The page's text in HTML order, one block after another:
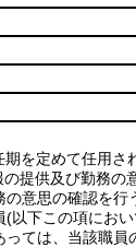
を定めて任用
提供及び勤務の
意思の確認を行
(以下この項にお
ては、当該職員